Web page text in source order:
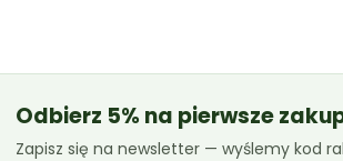
Odbierz 5% na pierwsze
Zapisz się na newsletter — wyślemy kod